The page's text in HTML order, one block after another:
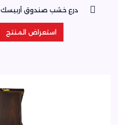
درع خشب صندوق أربيسك
استعراض المنتج
استعراض المنتج